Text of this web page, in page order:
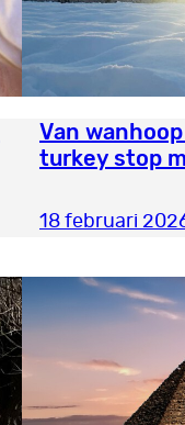
Van
turkey stop
18 februari